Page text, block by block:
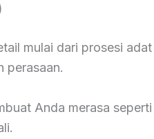
mulai dari prosesi adat
perasaan.
Anda merasa seperti